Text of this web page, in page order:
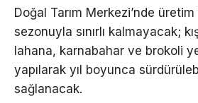
Doğal Tarım Merkezi’nde
sezonuyla sınırlı kalmayacak;
lahana, karnabahar ve brokoli
yapılarak yıl boyunca
sağlanacak.